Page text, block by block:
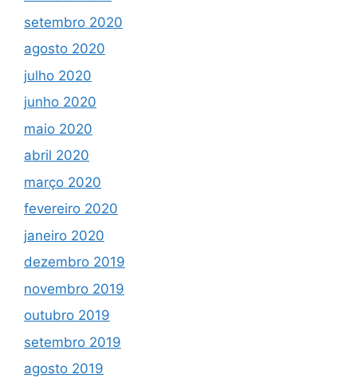
setembro 2020
agosto 2020
julho 2020
junho 2020
maio 2020
abril 2020
março 2020
fevereiro 2020
janeiro 2020
dezembro 2019
novembro 2019
outubro 2019
setembro 2019
agosto 2019